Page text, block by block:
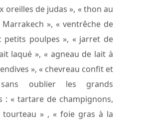
oreilles de judas », « thon au
», « ventrêche de
petits poulpes », « jarret de
laqué », « agneau de lait à
», « chevreau confit et
oublier les grands
: « tartare de champignons,
tourteau » , « foie gras à la